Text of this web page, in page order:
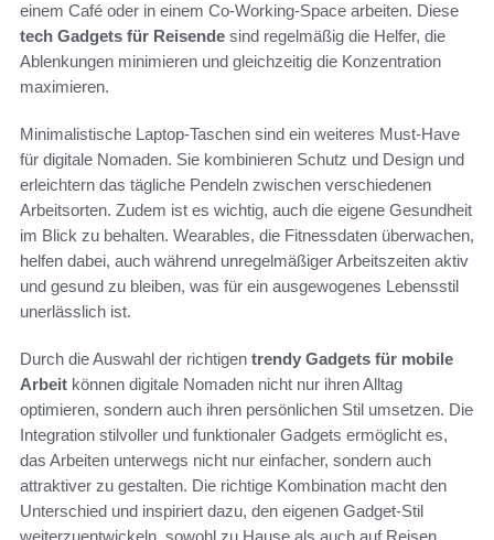
einem Café oder in einem Co-Working-Space arbeiten. Diese
tech Gadgets für Reisende sind regelmäßig die Helfer, die
Ablenkungen minimieren und gleichzeitig die Konzentration
maximieren.
Minimalistische Laptop-Taschen sind ein weiteres Must-Have
für digitale Nomaden. Sie kombinieren Schutz und Design und
erleichtern das tägliche Pendeln zwischen verschiedenen
Arbeitsorten. Zudem ist es wichtig, auch die eigene Gesundheit
im Blick zu behalten. Wearables, die Fitnessdaten überwachen,
helfen dabei, auch während unregelmäßiger Arbeitszeiten aktiv
und gesund zu bleiben, was für ein ausgewogenes Lebensstil
unerlässlich ist.
Durch die Auswahl der richtigen trendy Gadgets für mobile
Arbeit können digitale Nomaden nicht nur ihren Alltag
optimieren, sondern auch ihren persönlichen Stil umsetzen. Die
Integration stilvoller und funktionaler Gadgets ermöglicht es,
das Arbeiten unterwegs nicht nur einfacher, sondern auch
attraktiver zu gestalten. Die richtige Kombination macht den
Unterschied und inspiriert dazu, den eigenen Gadget-Stil
weiterzuentwickeln, sowohl zu Hause als auch auf Reisen.